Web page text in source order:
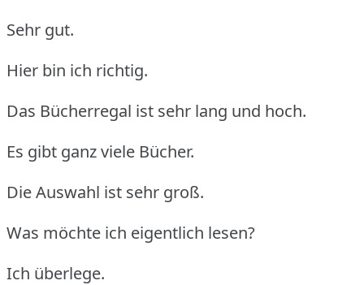
Sehr gut.
Hier bin ich richtig.
Das Bücherregal ist sehr lang und hoch.
Es gibt ganz viele Bücher.
Die Auswahl ist sehr groß.
Was möchte ich eigentlich lesen?
Ich überlege.